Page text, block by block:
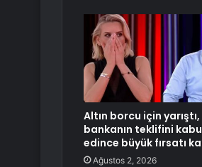
Altın borcu için yarıştı,
bankanın teklifini
edince büyük fırsatı
Ağustos 2, 2026